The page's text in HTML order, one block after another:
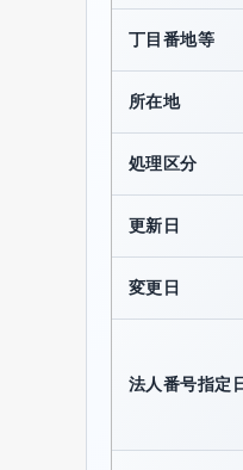
丁目番地等
所在地
処理区分
更新日
変更日
法人番号指定